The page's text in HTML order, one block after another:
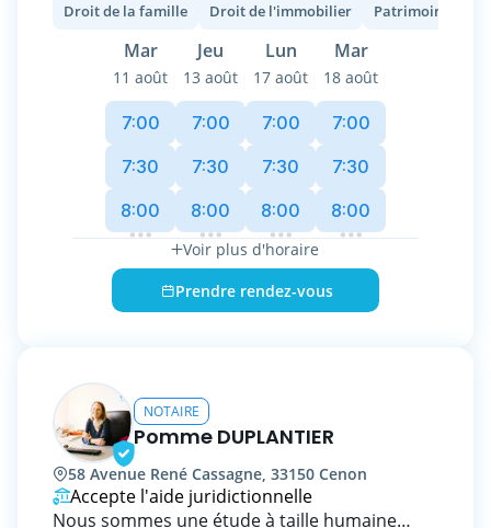
accompagner en droit de la famille, droit
immobilier, gestion de patrimoine et droit des
affaires.
réaliser tous les actes notariés dont vous
pourriez avoir besoin dans les moments
importants de votre vie: mariage, PACS,
divorce, séparation, acquisition, vente,
donation et succession, etc.
Au service et à l'écoute de ses clients elle sera
à vos côtés et vous accompagnera à chaque
L'engagement de son Etude : vous garantir
relation de confiance.
Droit de la famille Droit de l'immobilier Patrimoine et
Mar Jeu Lun Mar
11 août 13 août 17 août 18 août
7:00
7:30
8:00
7:00
7:30
8:00
7:00
7:30
8:00
7:00
7:30
8:00
Voir plus d'horaire
Prendre rendez-vous
NOTAIRE
Pomme DUPLANTIER
58 Avenue René Cassagne, 33150 Cenon
Accepte l'aide juridictionnelle
Nous sommes une étude à taille humaine